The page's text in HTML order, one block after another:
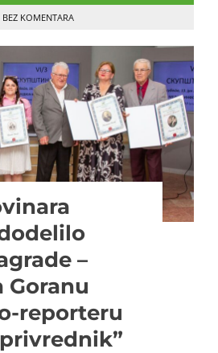
BEZ KOMENTARA
–
Goranu
reporteru